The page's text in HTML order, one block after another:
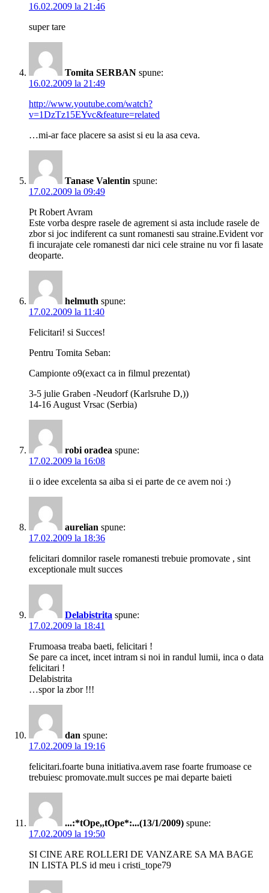
16.02.2009 la 21:46
super tare
Tomita SERBAN spune:
16.02.2009 la 21:49
http://www.youtube.com/watch?
v=1DzTz15EYvc&feature=related
…mi-ar face placere sa asist si eu la asa ceva.
Tanase Valentin spune:
17.02.2009 la 09:49
Pt Robert Avram
Este vorba despre rasele de agrement si asta include rasele de
zbor si joc indiferent ca sunt romanesti sau straine.Evident vor
fi incurajate cele romanesti dar nici cele straine nu vor fi lasate
deoparte.
helmuth spune:
17.02.2009 la 11:40
Felicitari! si Succes!
Pentru Tomita Seban:
Campionte o9(exact ca in filmul prezentat)
3-5 julie Graben -Neudorf (Karlsruhe D,))
14-16 August Vrsac (Serbia)
robi oradea spune:
17.02.2009 la 16:08
ii o idee excelenta sa aiba si ei parte de ce avem noi :)
aurelian spune:
17.02.2009 la 18:36
felicitari domnilor rasele romanesti trebuie promovate , sint
exceptionale mult succes
Delabistrita spune:
17.02.2009 la 18:41
Frumoasa treaba baeti, felicitari !
Se pare ca incet, incet intram si noi in randul lumii, inca o data
felicitari !
Delabistrita
…spor la zbor !!!
dan spune:
17.02.2009 la 19:16
felicitari.foarte buna initiativa.avem rase foarte frumoase ce
trebuiesc promovate.mult succes pe mai departe baieti
...:*tOpe,,tOpe*:...(13/1/2009) spune:
17.02.2009 la 19:50
SI CINE ARE ROLLERI DE VANZARE SA MA BAGE
IN LISTA PLS id meu i cristi_tope79